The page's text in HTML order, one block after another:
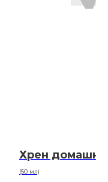
Хрен
(50 мл)